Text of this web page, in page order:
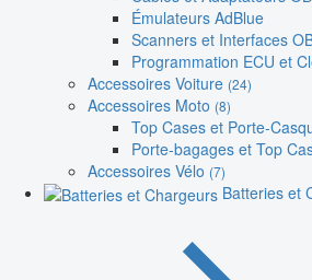
Émulateurs AdBlue
Scanners et Interfaces
Programmation ECU et
Accessoires Voiture (24)
Accessoires Moto (8)
Top Cases et Porte-
Porte-bagages et Top
Accessoires Vélo (7)
Batteries et